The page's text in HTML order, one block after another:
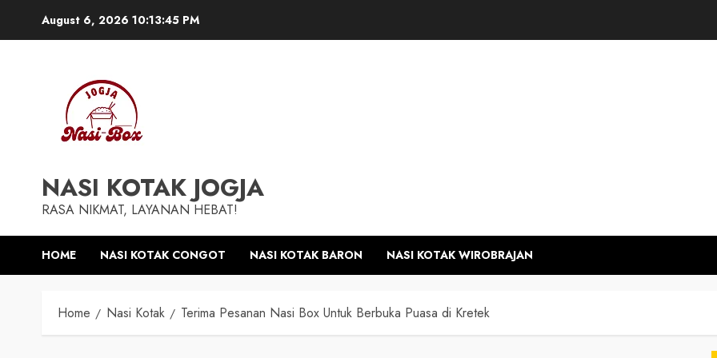
August 6, 2026 10:13:45 PM
NASI KOTAK JOGJA
RASA NIKMAT, LAYANAN HEBAT!
HOME NASI KOTAK CONGOT NASI KOTAK BARON NASI KOTAK WIROBRAJAN
Home Nasi Kotak Terima Pesanan Nasi Box Untuk Berbuka Puasa di Kretek